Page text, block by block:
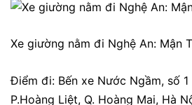
Xe giường nằm đi Nghệ An: Mận
Điểm đi: Bến xe Nước Ngầm, số
P.Hoàng Liệt, Q. Hoàng Mai, Hà